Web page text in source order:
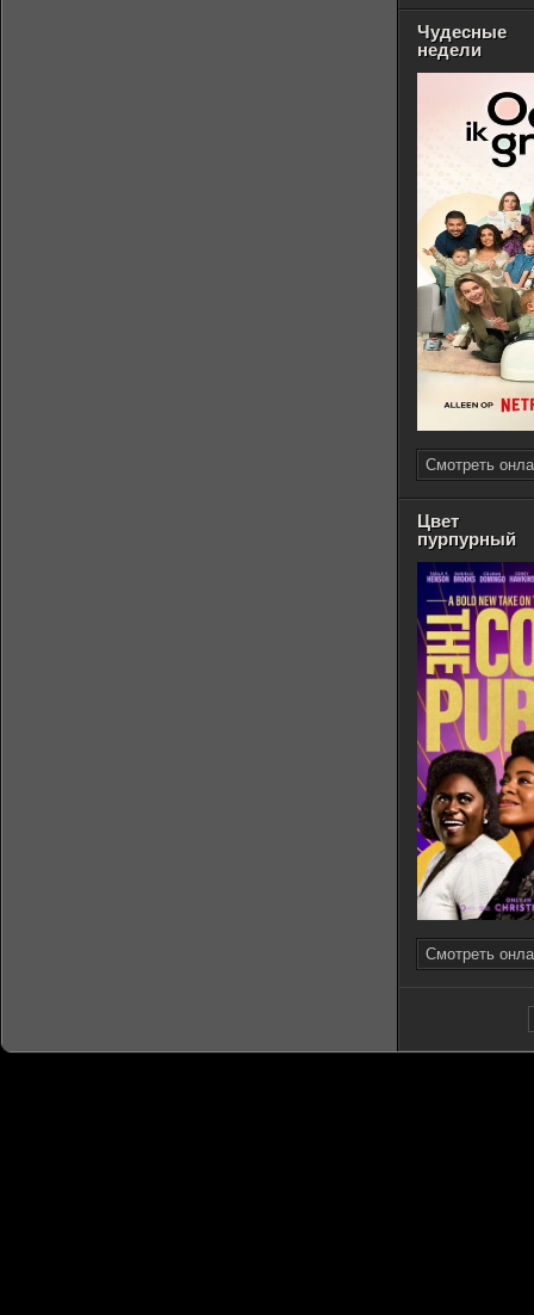
Чудесные
недели
Смотреть
Цвет
пурпурный
Смотреть